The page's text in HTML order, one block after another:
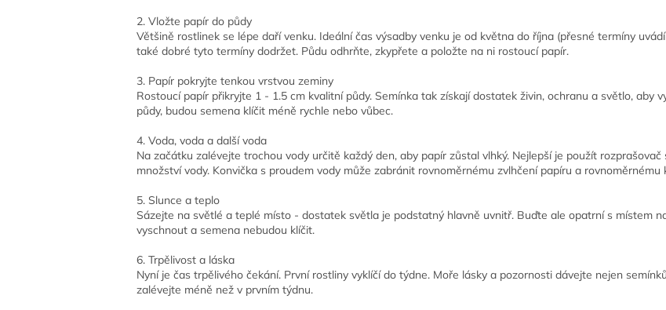
2. Vložte papír do půdy
Většině rostlinek se lépe daří venku. Ideální čas výsadby venku je od května do října (přesné termíny
také dobré tyto termíny dodržet. Půdu odhrňte, zkypřete a položte na ni rostoucí papír.
3. Papír pokryjte tenkou vrstvou zeminy
Rostoucí papír přikryjte 1 - 1.5 cm kvalitní půdy. Semínka tak získají dostatek živin, ochranu a světlo, aby
půdy, budou semena klíčit méně rychle nebo vůbec.
4. Voda, voda a další voda
Na začátku zalévejte trochou vody určitě každý den, aby papír zůstal vlhký. Nejlepší je použít
množství vody. Konvička s proudem vody může zabránit rovnoměrnému zvlhčení papíru a rovnoměrnému
5. Slunce a teplo
Sázejte na světlé a teplé místo - dostatek světla je podstatný hlavně uvnitř. Buďte ale opatrní s místem
vyschnout a semena nebudou klíčit.
6. Trpělivost a láska
Nyní je čas trpělivého čekání. První rostliny vyklíčí do týdne. Moře lásky a pozornosti dávejte nejen
zalévejte méně než v prvním týdnu.